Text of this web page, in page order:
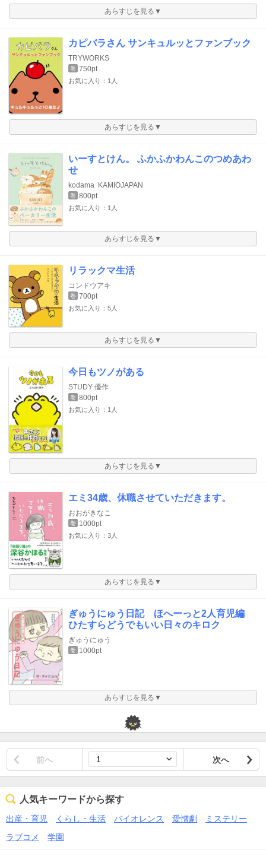
あらすじを見る▼
カピバラさん サンキュルッとファンブック
TRYWORKS
巻 750pt
お気に入り：1人
あらすじを見る▼
いーすとけん。 ふかふかわんこのつめあわ
せ
kodama KAMIOJAPAN
巻 800pt
お気に入り：1人
あらすじを見る▼
リラックマ生活
コンドウアキ
巻 700pt
お気に入り：5人
あらすじを見る▼
今日もツノがある
STUDY 優作
巻 800pt
お気に入り：1人
あらすじを見る▼
エミ34歳、休職させていただきます。
おおがきなこ
巻 1000pt
お気に入り：3人
あらすじを見る▼
ぎゅうにゅう日記 ほへーっと2人育児編
ひたすらどうでもいい日々のキロク
ぎゅうにゅう
巻 1000pt
あらすじを見る▼
前へ 次へ
人気キーワードから探す
出産・育児 くらし・生活 バイオレンス 愛憎劇
ミステリー
ラブコメ
学園